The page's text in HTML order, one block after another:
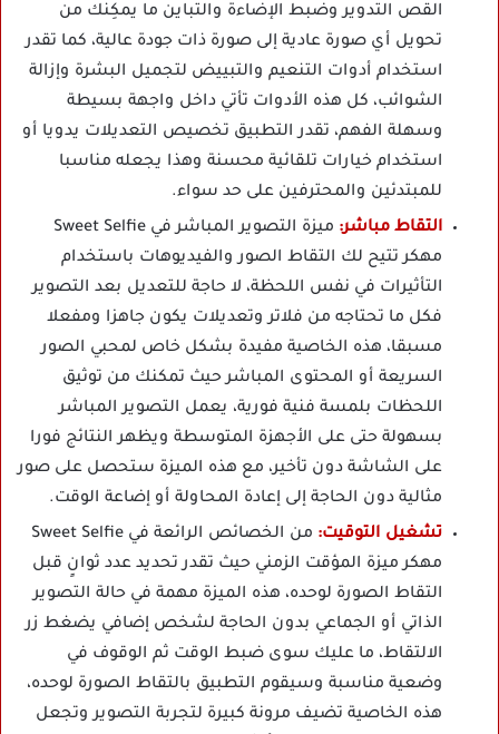
القص التدوير وضبط الإضاءة والتباين ما يمكِنك من
تحويل أي صورة عادية إلى صورة ذات جودة عالية، كما تقدر
استخدام أدوات التنعيم والتبييض لتجميل البشرة وإزالة
الشوائب، كل هذه الأدوات تأتي داخل واجهة بسيطة
وسهلة الفهم، تقدر التطبيق تخصيص التعديلات يدويا أو
استخدام خيارات تلقائية محسنة وهذا يجعله مناسبا
للمبتدئين والمحترفين على حد سواء.
التقاط مباشر:
ميزة التصوير المباشر في Sweet Selfie
مهكر تتيح لك التقاط الصور والفيديوهات باستخدام
التأثيرات في نفس اللحظة، لا حاجة للتعديل بعد التصوير
فكل ما تحتاجه من فلاتر وتعديلات يكون جاهزا ومفعلا
مسبقا، هذه الخاصية مفيدة بشكل خاص لمحبي الصور
السريعة أو المحتوى المباشر حيث تمكنك من توثيق
اللحظات بلمسة فنية فورية، يعمل التصوير المباشر
بسهولة حتى على الأجهزة المتوسطة ويظهر النتائج فورا
على الشاشة دون تأخير، مع هذه الميزة ستحصل على صور
مثالية دون الحاجة إلى إعادة المحاولة أو إضاعة الوقت.
تشغيل التوقيت:
من الخصائص الرائعة في Sweet Selfie
مهكر ميزة المؤقت الزمني حيث تقدر تحديد عدد ثوانٍ قبل
التقاط الصورة لوحده، هذه الميزة مهمة في حالة التصوير
الذاتي أو الجماعي بدون الحاجة لشخص إضافي يضغط زر
الالتقاط، ما عليك سوى ضبط الوقت ثم الوقوف في
وضعية مناسبة وسيقوم التطبيق بالتقاط الصورة لوحده،
هذه الخاصية تضيف مرونة كبيرة لتجربة التصوير وتجعل